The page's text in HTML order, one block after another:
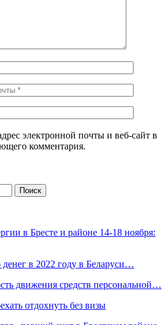
электронной почты и веб-сайт в
комментария.
в Бресте и районе 14-18 ноября:
денег в 2022 году в Беларуси…
движения средств персональной…
отдохнуть без визы